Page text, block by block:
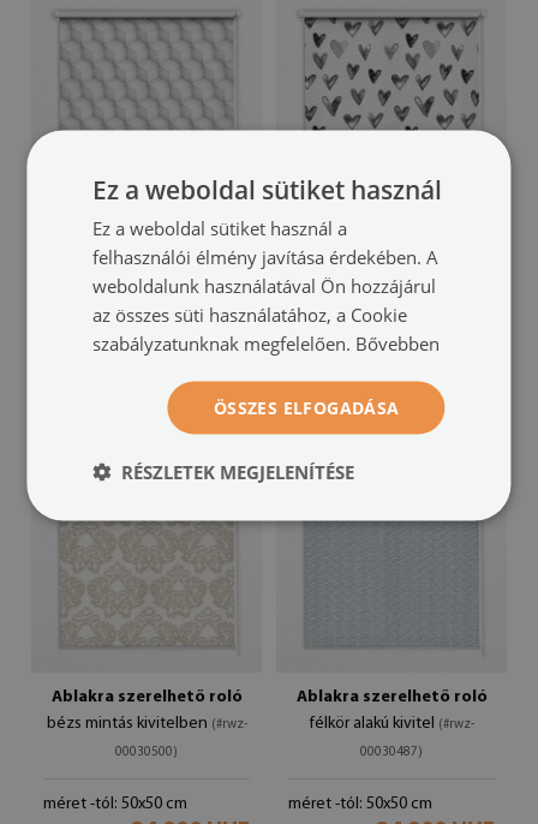
3D kocka mintával
méret -tól: 50x50 cm
24 900 HUF
fekete szívek mintával
00030511)
méret -tól: 50x50 cm
24 900 HUF
Ablakra szerelhető roló
bézs mintás kivitelben (#rwz-
00030500)
méret -tól: 50x50 cm
Ablakra szerelhető roló
félkör alakú kivitel (#rwz-
00030487)
méret -tól: 50x50 cm
Ez a weboldal sütiket használ
Ez a weboldal sütiket használ a
felhasználói élmény javítása érdekében. A
weboldalunk használatával Ön hozzájárul
az összes süti használatához, a Cookie
szabályzatunknak megfelelően. Bővebben
ÖSSZES ELFOGADÁSA
RÉSZLETEK MEGJELENÍTÉSE